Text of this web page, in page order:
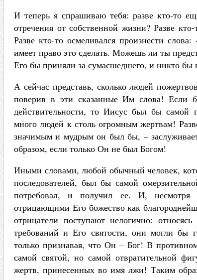
И теперь я спрашиваю тебя: разве кто-то
отречения от собственной жизни? Разве
Разве кто-то осмеливался произнести
имеет право это сделать. Можешь ли ты
Его бы приняли за сумасшедшего, и никто бы
А сейчас представь, сколько людей
поверив в эти сказанные Им слова! Если
действительности, то Иисус был бы самой
много людей к столь огромным жертвам!
значимым и мудрым он был бы, –
образом, если только Он не был Богом!
Иными словами, любой обычный человек,
последователей, был бы самой
потребовал, и получил ее. И,
отрицающими Его божество как
отрицатели поступают нелогично:
требований и Его святости, они могли бы
только признавая, что Он – Бог! В
самой святой, но самой отвратительной
жертв, принесенных во имя лжи! Таким